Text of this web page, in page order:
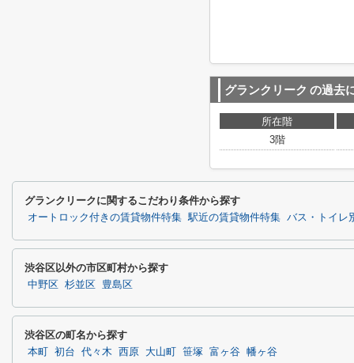
グランクリーク の過去
所在階
3階
グランクリークに関するこだわり条件から探す
オートロック付きの賃貸物件特集 駅近の賃貸物件特集 バス・トイレ
渋谷区以外の市区町村から探す
中野区 杉並区 豊島区
渋谷区の町名から探す
本町 初台 代々木 西原 大山町 笹塚 富ヶ谷 幡ヶ谷